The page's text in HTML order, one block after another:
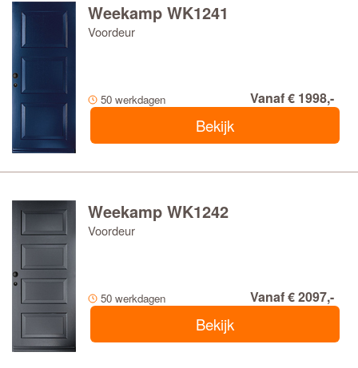
Weekamp WK1241
Voordeur
50 werkdagen Vanaf € 1998,-
Bekijk
Weekamp WK1242
Voordeur
50 werkdagen Vanaf € 2097,-
Bekijk